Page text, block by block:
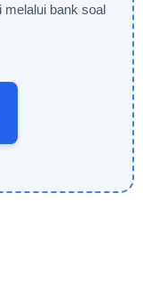
melalui bank soal